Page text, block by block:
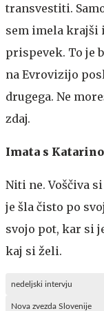
transvestiti.
sem imela krajši
prispevek. To je
na Evrovizijo
drugega. Ne
zdaj.
Imata s
Niti ne. Voščiva
je šla čisto po
svojo pot, kar si
kaj si želi.
nedeljski intervju
Nova zvezda Slovenije